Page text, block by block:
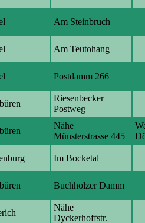
Am Steinbruch
Am Teutohang
Postdamm 266
Riesenbecker
Postweg
Nähe
Münsterstrasse 445
Im Bocketal
Buchholzer Damm
Nähe
Dyckerhoffstr.